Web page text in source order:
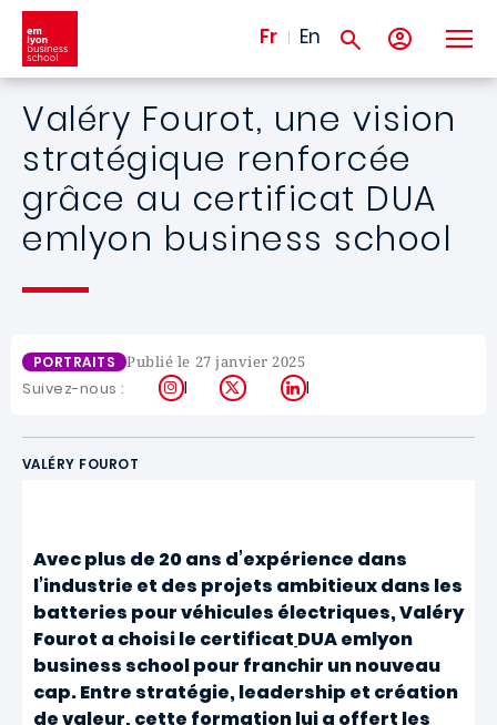
Aller au contenu principal
Fr En
Valéry Fourot, une vision
stratégique renforcée
grâce au certificat DUA
emlyon business school
PORTRAITS Publié le 27 janvier 2025
Suivez-nous : Instagram
X LinkedIn
VALÉRY FOUROT
Avec plus de 20 ans d’expérience dans
l’industrie et des projets ambitieux dans les
batteries pour véhicules électriques, Valéry
Fourot a choisi le certificat DUA emlyon
business school pour franchir un nouveau
cap. Entre stratégie, leadership et création
de valeur, cette formation lui a offert les